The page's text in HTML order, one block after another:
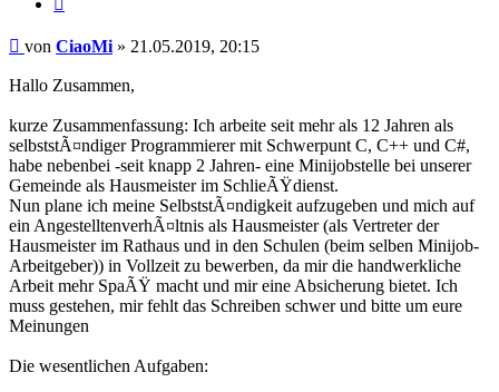
Beitrag
von CiaoMi » 21.05.2019, 20:15
Hallo Zusammen,
kurze Zusammenfassung: Ich arbeite seit mehr als 12 Jahren als
selbststÃ¤ndiger Programmierer mit Schwerpunt C, C++ und C#,
habe nebenbei -seit knapp 2 Jahren- eine Minijobstelle bei unserer
Gemeinde als Hausmeister im SchlieÃŸdienst.
Nun plane ich meine SelbststÃ¤ndigkeit aufzugeben und mich auf
ein AngestelltenverhÃ¤ltnis als Hausmeister (als Vertreter der
Hausmeister im Rathaus und in den Schulen (beim selben Minijob-
Arbeitgeber)) in Vollzeit zu bewerben, da mir die handwerkliche
Arbeit mehr SpaÃŸ macht und mir eine Absicherung bietet. Ich
muss gestehen, mir fehlt das Schreiben schwer und bitte um eure
Meinungen
Die wesentlichen Aufgaben: